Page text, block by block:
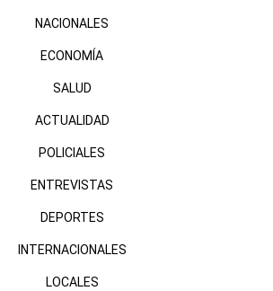
NACIONALES
ECONOMÍA
SALUD
ACTUALIDAD
POLICIALES
ENTREVISTAS
DEPORTES
INTERNACIONALES
LOCALES